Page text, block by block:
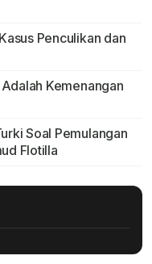
Penculikan dan
Kemenangan
Soal Pemulangan
Flotilla